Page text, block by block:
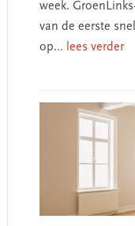
week.
van de eerste
op... lees verder